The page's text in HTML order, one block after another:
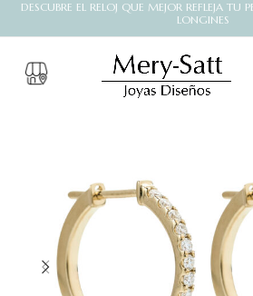
DESCUBRE EL RELOJ QUE MEJOR REFLEJA TU
LONGINES